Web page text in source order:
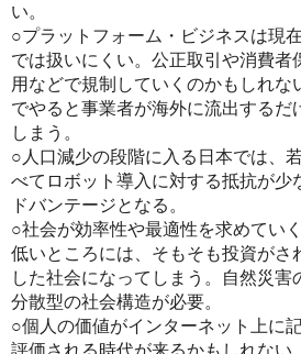
い。
○プラットフォーム・ビジネスは現
では扱いにくい。公正取引や消費者
用などで規制していくのかもしれな
でやると事業者が海外に流出するだ
しまう。
○人口減少の段階に入る日本では、
べてロボット導入に対する抵抗が少
ドバンテージとなる。
○社会が効率性や最適性を求めてい
低いところには、そもそも投資がさ
した社会になってしまう。自然災害
分散型の社会構造が必要。
○個人の価値がインターネット上に
評価される時代が来るかもしれない